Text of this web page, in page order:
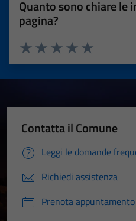
Quanto sono chiare le
pagina?
Valuta 5
Valuta 4 stelle su
Valuta 3 stelle su 5
Valuta 2 stelle su 5
Valuta 1 stelle su 5
Contatta il Comune
Leggi le domande
Richiedi assistenza
Prenota appuntamento